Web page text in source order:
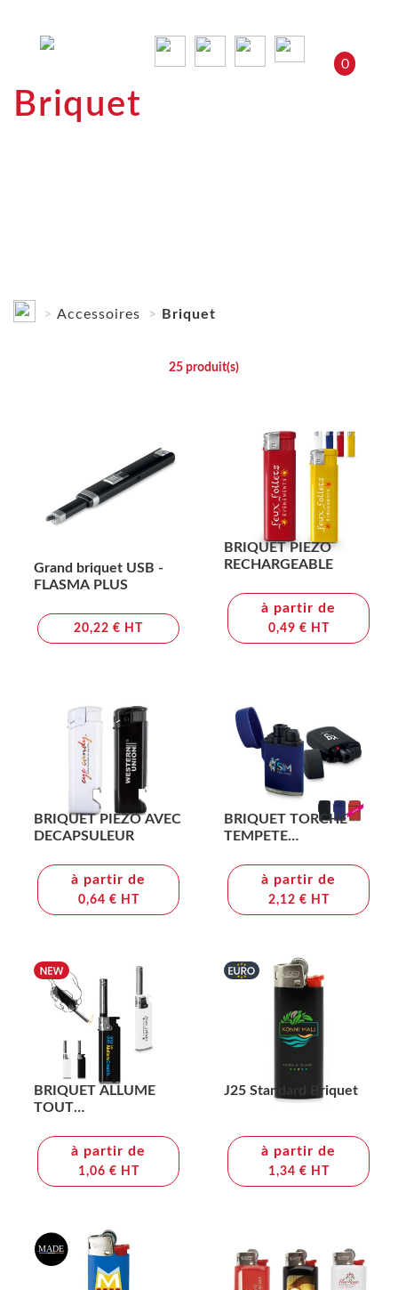
0
Briquet
Accessoires Briquet
25produit(s)
Grand briquet USB -
FLASMA PLUS
20,22 € HT
BRIQUET PIEZO
RECHARGEABLE
à partir de
0,49 € HT
BRIQUET PIEZO AVEC
DECAPSULEUR
à partir de
0,64 € HT
BRIQUET TORCHE
TEMPETE
à partir de
2,12 € HT
BRIQUET ALLUME
TOUT
à partir de
1,06 € HT
J25 Standard Briquet
à partir de
1,34 € HT